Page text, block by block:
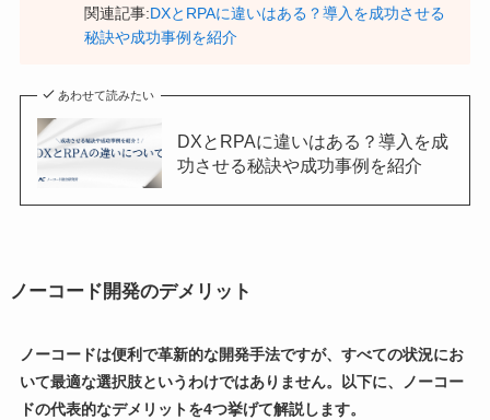
関連記事:DXとRPAに違いはある？導入を成功させる
秘訣や成功事例を紹介
あわせて読みたい
DXとRPAに違いはある？導入を成
功させる秘訣や成功事例を紹介
ノーコード開発のデメリット
ノーコードは便利で革新的な開発手法ですが、すべての状況にお
いて最適な選択肢というわけではありません。以下に、ノーコー
ドの代表的なデメリットを4つ挙げて解説します。